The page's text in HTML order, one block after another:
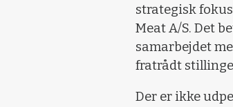
strategisk
Meat A/S. Det
samarbejdet
fratrådt
Der er ikke